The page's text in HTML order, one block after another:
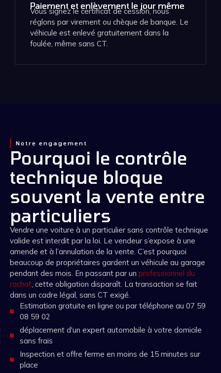
Paiement et enlèvement le jour même
Vous signez le certificat de cession, nous
réglons par virement ou chèque de banque. Le
véhicule est enlevé gratuitement dans la
foulée, même sans CT.
Notre engagement
Pourquoi le contrôle
technique bloque
souvent la vente entre
particuliers
Vendre une voiture à un particulier sans contrôle technique
valide est interdit par la loi. Le vendeur s’expose à une
amende et à l’annulation de la vente. C’est pourquoi
beaucoup de propriétaires gardent un véhicule au garage
pendant des mois. En passant par un professionnel du
rachat, cette obligation disparaît. La transaction se fait
dans un cadre légal, sans CT exigé.
Estimation gratuite en ligne ou par téléphone au 07 59
08 59 02
déplacement d'un expert automobile à votre domicile
sans frais
Inspection et offre ferme en moins de 15 minutes sur
place